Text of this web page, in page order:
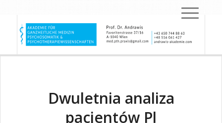
Dwuletnia analiza
pacjentów Pl